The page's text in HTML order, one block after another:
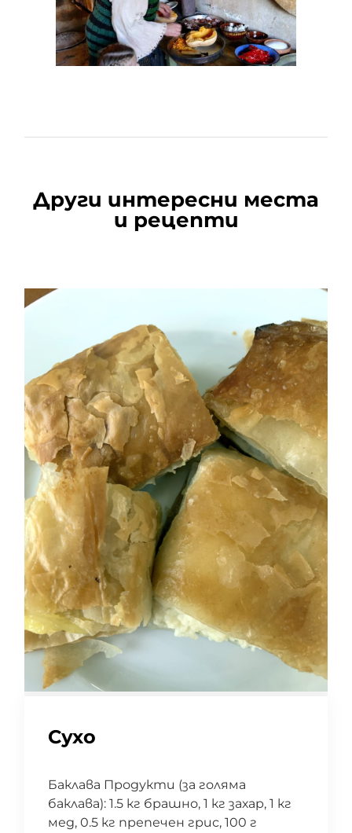
Други интересни места
и рецепти
Сухо
Баклава Продукти (за голяма
баклава): 1.5 кг брашно, 1 кг захар, 1 кг
мед, 0.5 кг препечен грис, 100 г